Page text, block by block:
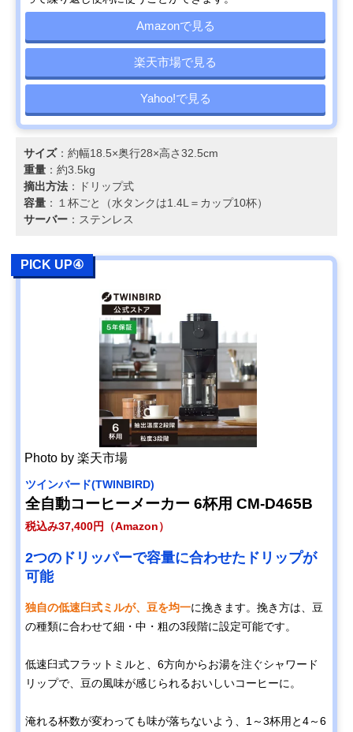
Amazonで見る
楽天市場で見る
Yahoo!で見る
サイズ：約幅18.5×奥行28×高さ32.5cm
重量 ：約3.5kg
摘出方法 ：ドリップ式
容量 ：１杯ごと（水タンクは1.4L＝カップ10杯）
サーバー ：ステンレス
PICK UP④
Photo by 楽天市場
ツインバード(TWINBIRD)
全自動コーヒーメーカー 6杯用 CM-D465B
税込み37,400円（Amazon）
2つのドリッパーで容量に合わせたドリップが
可能
独自の低速臼式ミルが、豆を均一に挽きます。挽き方は、豆
の種類に合わせて細・中・粗の3段階に設定可能です。
低速臼式フラットミルと、6方向からお湯を注ぐシャワード
リップで、豆の風味が感じられるおいしいコーヒーに。
淹れる杯数が変わっても味が落ちないよう、1～3杯用と4～6